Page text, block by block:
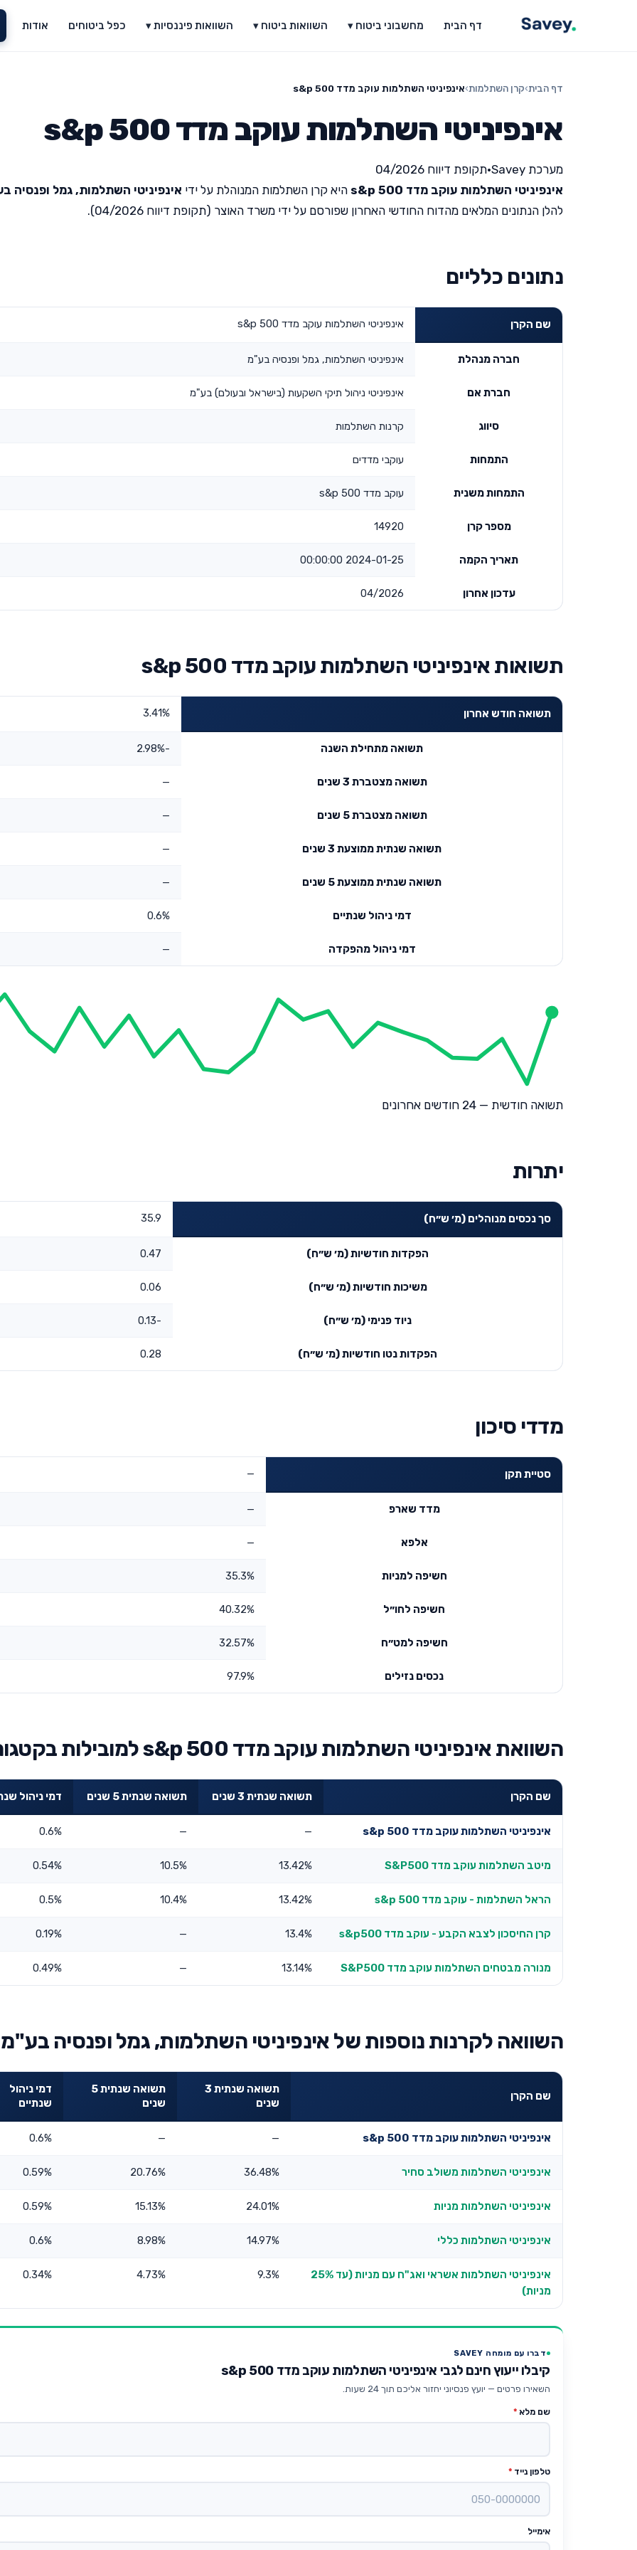
דף הבית מחשבוני ביטוח ▾ השוואות ביטוח ▾ השוואות פיננסיות ▾ כפל ביטוחים אודות
דף הבית›קרן השתלמות›אינפיניטי השתלמות עוקב מדד s&p 500
אינפיניטי השתלמות עוקב מדד s&p 500
מערכת Savey •תקופת דיווח 04/2026
אינפיניטי השתלמות עוקב מדד s&p 500
היא קרן השתלמות המנוהלת על ידי אינפיניטי השתלמות, גמל ופנסיה
להלן הנתונים המלאים מהדוח החודשי האחרון שפורסם על ידי משרד האוצר (תקופת דיווח 04/2026).
נתונים כלליים
שם הקרן אינפיניטי השתלמות עוקב מדד s&p 500
חברה מנהלת אינפיניטי השתלמות, גמל ופנסיה בע"מ
חברת אם אינפיניטי ניהול תיקי השקעות (בישראל ובעולם) בע"מ
סיווג קרנות השתלמות
התמחות עוקבי מדדים
התמחות משנית עוקב מדד s&p 500
מספר קרן 14920
תאריך הקמה 2024-01-25 00:00:00
עדכון אחרון 04/2026
תשואות אינפיניטי השתלמות עוקב מדד s&p 500
תשואה חודש אחרון 3.41%
תשואה מתחילת השנה -2.98%
תשואה מצטברת 3 שנים —
תשואה מצטברת 5 שנים —
תשואה שנתית ממוצעת 3 שנים —
תשואה שנתית ממוצעת 5 שנים —
דמי ניהול שנתיים 0.6%
דמי ניהול מהפקדה —
תשואה חודשית — 24 חודשים אחרונים
יתרות
סך נכסים מנוהלים (מ׳ ש״ח) 35.9
הפקדות חודשיות (מ׳ ש״ח) 0.47
משיכות חודשיות (מ׳ ש״ח) 0.06
ניוד פנימי (מ׳ ש״ח) -0.13
הפקדות נטו חודשיות (מ׳ ש״ח) 0.28
מדדי סיכון
סטיית תקן —
מדד שארפ —
אלפא —
חשיפה למניות 35.3%
חשיפה לחו״ל 40.32%
חשיפה למט״ח 32.57%
נכסים נזילים 97.9%
השוואת אינפיניטי השתלמות עוקב מדד s&p 500 למובילות בקטגוריה
שם הקרן תשואה שנתית 3 שנים תשואה שנתית 5 שנים דמי ניהול
אינפיניטי השתלמות עוקב מדד s&p 500 —
—
0.6%
מיטב השתלמות עוקב מדד S&P500 13.42%
10.5%
0.54%
הראל השתלמות - עוקב מדד s&p 500 13.42%
10.4%
0.5%
קרן החיסכון לצבא הקבע - עוקב מדד s&p500 13.4%
—
0.19%
מנורה מבטחים השתלמות עוקב מדד S&P500 13.14%
—
0.49%
השוואה לקרנות נוספות של אינפיניטי השתלמות, גמל ופנסיה בע"מ
שם הקרן
תשואה שנתית 3
שנים
תשואה שנתית 5
שנים
דמי ניהול
שנתיים
אינפיניטי השתלמות עוקב מדד s&p 500 —
—
0.6%
אינפיניטי השתלמות משולב סחיר 36.48%
20.76%
0.59%
אינפיניטי השתלמות מניות 24.01%
15.13%
0.59%
אינפיניטי השתלמות כללי 14.97%
8.98%
0.6%
אינפיניטי השתלמות אשראי ואג"ח עם מניות (עד 25%
מניות)
9.3%
4.73%
0.34%
דברו עם מומחה SAVEY
קיבלו ייעוץ חינם לגבי אינפיניטי השתלמות עוקב מדד s&p 500
השאירו פרטים — יועץ פנסיוני יחזור אליכם תוך 24 שעות.
שם מלא *
טלפון נייד *
אימייל